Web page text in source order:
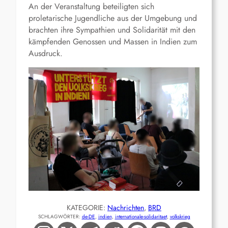
An der Veranstaltung beteiligten sich
proletarische Jugendliche aus der Umgebung und
brachten ihre Sympathien und Solidarität mit den
kämpfenden Genossen und Massen in Indien zum
Ausdruck.
KATEGORIE: Nachrichten, BRD
SCHLAGWÖRTER: de-DE, indien, internationale-solidaritaet, volkskrieg